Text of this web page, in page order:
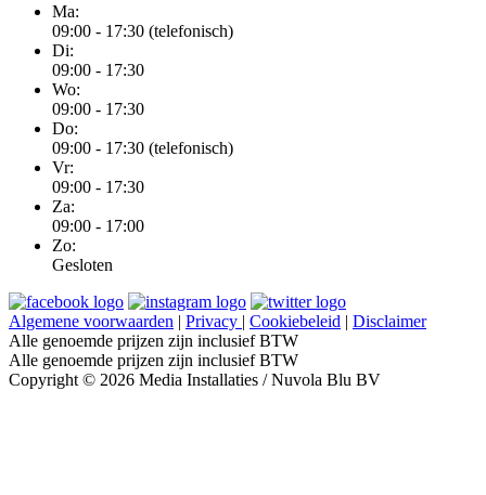
Ma:
09:00 - 17:30 (telefonisch)
Di:
09:00 - 17:30
Wo:
09:00 - 17:30
Do:
09:00 - 17:30 (telefonisch)
Vr:
09:00 - 17:30
Za:
09:00 - 17:00
Zo:
Gesloten
Algemene voorwaarden | Privacy | Cookiebeleid | Disclaimer
Alle genoemde prijzen zijn inclusief BTW
Alle genoemde prijzen zijn inclusief BTW
Copyright © 2026 Media Installaties / Nuvola Blu BV